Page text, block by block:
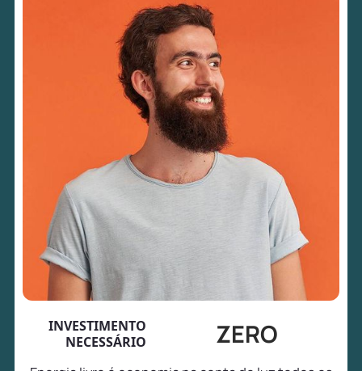
INVESTIMENTO
NECESSÁRIO
ZERO